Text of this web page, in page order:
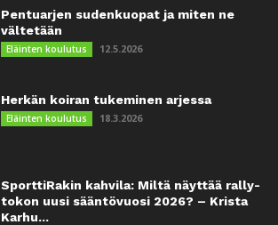
Pentuarjen sudenkuopat ja miten ne
vältetään
Eläinten koulutus 12.5.2026
Herkän koiran tukeminen arjessa
Eläinten koulutus 18.3.2026
SporttiRakin kahvila: Miltä näyttää rally-
tokon uusi sääntövuosi 2026? – Krista
Karhu...